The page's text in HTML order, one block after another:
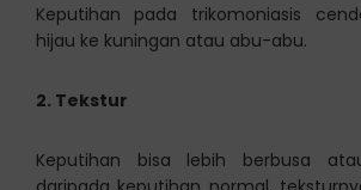
Keputihan pada trikomoniasis
hijau ke kuningan atau abu-abu.
2. Tekstur
Keputihan bisa lebih berbusa